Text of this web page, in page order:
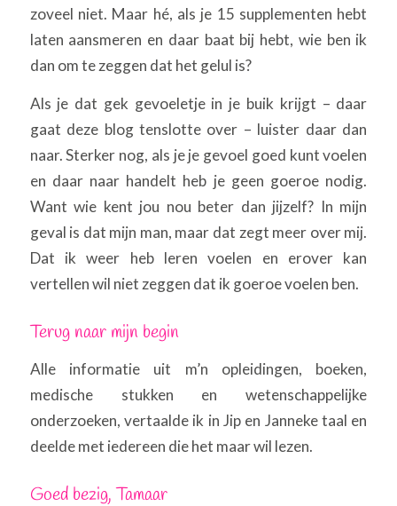
zoveel niet. Maar hé, als je 15 supplementen hebt
laten aansmeren en daar baat bij hebt, wie ben ik
dan om te zeggen dat het gelul is?
Als je dat gek gevoeletje in je buik krijgt – daar
gaat deze blog tenslotte over – luister daar dan
naar. Sterker nog, als je je gevoel goed kunt voelen
en daar naar handelt heb je geen goeroe nodig.
Want wie kent jou nou beter dan jijzelf? In mijn
geval is dat mijn man, maar dat zegt meer over mij.
Dat ik weer heb leren voelen en erover kan
vertellen wil niet zeggen dat ik goeroe voelen ben.
Terug naar mijn begin
Alle informatie uit m’n opleidingen, boeken,
medische stukken en wetenschappelijke
onderzoeken, vertaalde ik in Jip en Janneke taal en
deelde met iedereen die het maar wil lezen.
Goed bezig, Tamaar